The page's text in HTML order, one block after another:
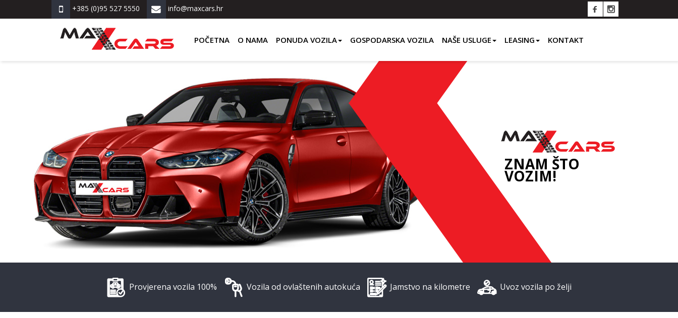
+385 (0)95 527 5550 info@maxcars.hr
POČETNA O NAMA PONUDA VOZILA GOSPODARSKA VOZILA NAŠE USLUGE LEASING KONTAKT
ZNAM ŠTO
VOZIM!
Provjerena vozila 100% Vozila od ovlaštenih autokuća Jamstvo na kilometre Uvoz vozila po želji